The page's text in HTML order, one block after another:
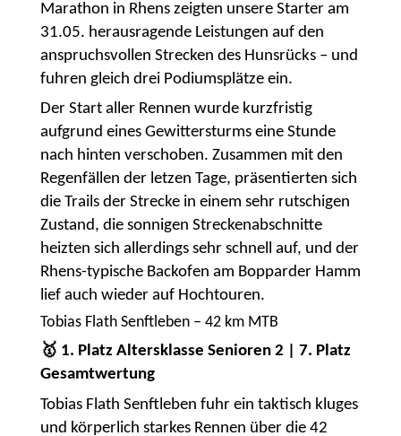
Marathon in Rhens zeigten unsere Starter am
31.05. herausragende Leistungen auf den
anspruchsvollen Strecken des Hunsrücks – und
fuhren gleich drei Podiumsplätze ein.
Der Start aller Rennen wurde kurzfristig
aufgrund eines Gewittersturms eine Stunde
nach hinten verschoben. Zusammen mit den
Regenfällen der letzen Tage, präsentierten sich
die Trails der Strecke in einem sehr rutschigen
Zustand, die sonnigen Streckenabschnitte
heizten sich allerdings sehr schnell auf, und der
Rhens-typische Backofen am Bopparder Hamm
lief auch wieder auf Hochtouren.
Tobias Flath Senftleben – 42 km MTB
🥇 1. Platz Altersklasse Senioren 2 | 7. Platz
Gesamtwertung
Tobias Flath Senftleben fuhr ein taktisch kluges
und körperlich starkes Rennen über die 42